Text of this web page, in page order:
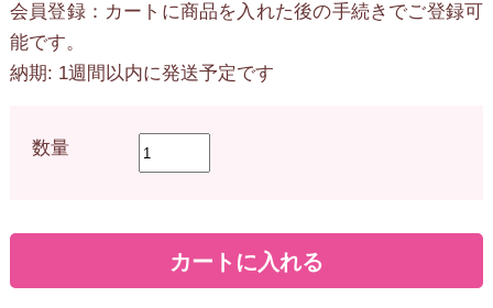
会員登録：カートに商品を入れた後の手続きでご登録可
能です。
納期: 1週間以内に発送予定です
数量